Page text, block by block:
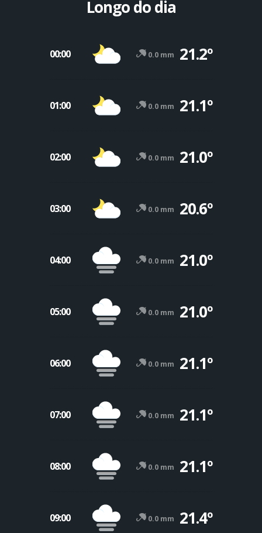
Longo do dia
00:00 0.0 mm 21.2º
01:00 0.0 mm 21.1º
02:00 0.0 mm 21.0º
03:00 0.0 mm 20.6º
04:00 0.0 mm 21.0º
05:00 0.0 mm 21.0º
06:00 0.0 mm 21.1º
07:00 0.0 mm 21.1º
08:00 0.0 mm 21.1º
09:00 0.0 mm 21.4º